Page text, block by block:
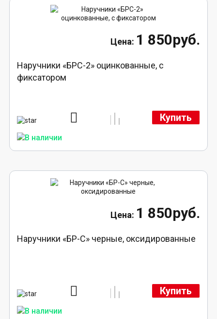
1 850руб.
Наручники «БРС-2» оцинкованные, с
фиксатором
Купить
1 850руб.
Наручники «БР-С» черные, оксидированные
Купить